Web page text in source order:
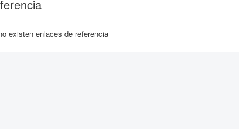
existen enlaces de referencia